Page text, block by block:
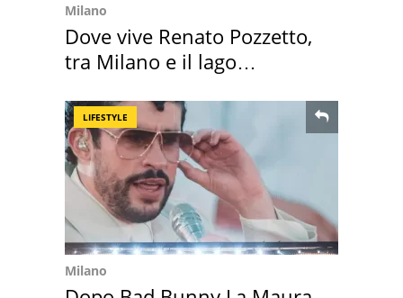
Milano
Dove vive Renato Pozzetto,
tra Milano e il lago
LIFESTYLE
Milano